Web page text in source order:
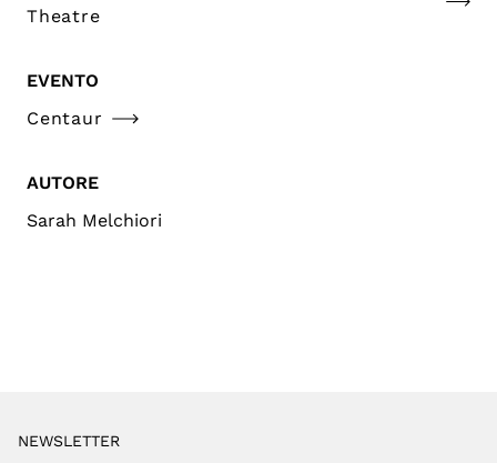
Theatre
EVENTO
Centaur
AUTORE
Sarah Melchiori
NEWSLETTER